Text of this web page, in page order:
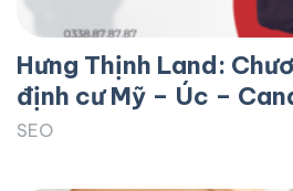
Hưng Thịnh Land:
định cư Mỹ – Úc –
SEO